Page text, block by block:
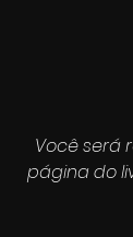
Você será
página do